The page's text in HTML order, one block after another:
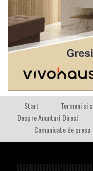
Start Termeni si
Despre Anunturi Direct
Comunicate de presa